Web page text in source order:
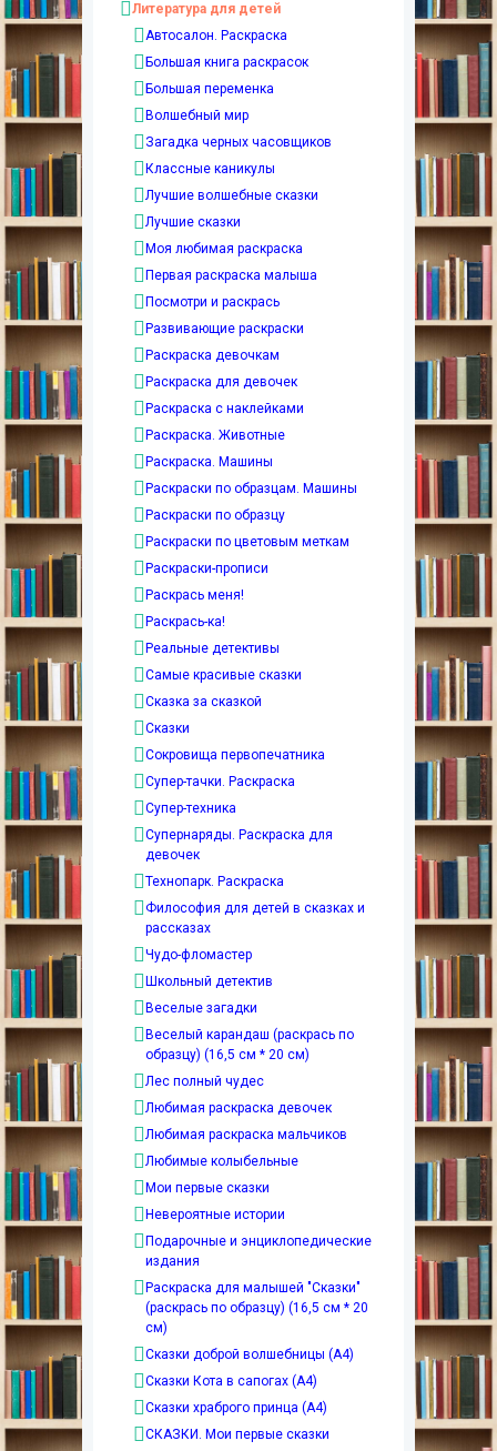
Литература для детей
Автосалон. Раскраска
Большая книга раскрасок
Большая переменка
Волшебный мир
Загадка черных часовщиков
Классные каникулы
Лучшие волшебные сказки
Лучшие сказки
Моя любимая раскраска
Первая раскраска малыша
Посмотри и раскрась
Развивающие раскраски
Раскраска девочкам
Раскраска для девочек
Раскраска с наклейками
Раскраска. Животные
Раскраска. Машины
Раскраски по образцам. Машины
Раскраски по образцу
Раскраски по цветовым меткам
Раскраски-прописи
Раскрась меня!
Раскрась-ка!
Реальные детективы
Самые красивые сказки
Сказка за сказкой
Сказки
Сокровища первопечатника
Супер-тачки. Раскраска
Супер-техника
Супернаряды. Раскраска для
девочек
Технопарк. Раскраска
Философия для детей в сказках и
рассказах
Чудо-фломастер
Школьный детектив
Веселые загадки
Веселый карандаш (раскрась по
образцу) (16,5 см * 20 см)
Лес полный чудес
Любимая раскраска девочек
Любимая раскраска мальчиков
Любимые колыбельные
Мои первые сказки
Невероятные истории
Подарочные и энциклопедические
издания
Раскраска для малышей "Сказки"
(раскрась по образцу) (16,5 см * 20
см)
Сказки доброй волшебницы (А4)
Сказки Кота в сапогах (А4)
Сказки храброго принца (А4)
СКАЗКИ. Мои первые сказки